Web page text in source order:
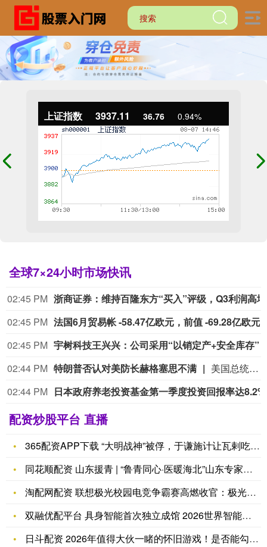
上证指数 3937.11 36.76 0.94%
全球7×24小时市场快讯
02:43 PM 京鼎下半财年净利润9.839亿元台币。
京鼎下半财年净利润9.839亿元台币。
02:43 PM
02:43 PM
02:42 PM 中际旭创成交额达500亿元
8月7日下午，中际旭创成交额达500亿元，现跌4.08%。
02:42 PM 纽约期银突破64美元/盎司，日内涨3.91%。
配资炒股平台 直播
365配资APP下载 “大明战神”被俘，于谦施计让瓦剌吃瘪，
同花顺配资 山东援青 | “鲁青同心·医暖海北”山东专家公益
淘配网配资 联想极光校园电竞争霸赛高燃收官：极光外设沉浸游戏
双融优配平台 具身智能首次独立成馆 2026世界智能产业博览
日斗配资 2026年值得大伙一睹的怀旧游戏！是否能勾起你的青